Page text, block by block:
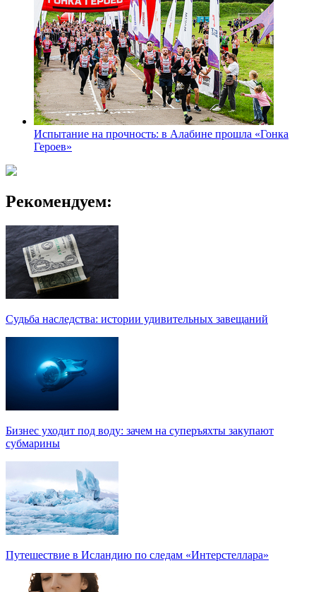
Испытание на прочность: в Алабине прошла «Гонка
Героев»
Рекомендуем:
Судьба наследства: истории удивительных завещаний
Бизнес уходит под воду: зачем на суперъяхты закупают
субмарины
Путешествие в Исландию по следам «Интерстеллара»